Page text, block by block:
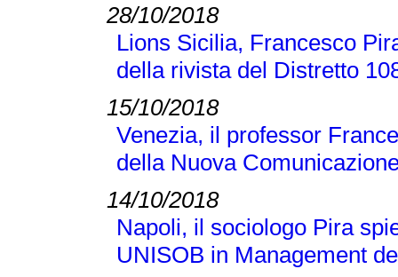
28/10/2018
Lions Sicilia, Francesco
della rivista del Distretto
15/10/2018
Venezia, il professor
della Nuova
14/10/2018
Napoli, il sociologo Pira
UNISOB in Management